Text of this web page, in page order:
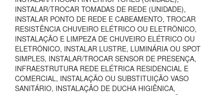
INSTALAR/TROCAR TOMADAS DE REDE (UNIDADE),
INSTALAR PONTO DE REDE E CABEAMENTO, TROCAR
RESISTÊNCIA CHUVEIRO ELÉTRICO OU ELETRÔNICO,
INSTALAÇÃO E LIMPEZA DE CHUVEIRO ELÉTRICO OU
ELETRÔNICO, INSTALAR LUSTRE, LUMINÁRIA OU SPOT
SIMPLES, INSTALAR/TROCAR SENSOR DE PRESENÇA,
INFRAESTRUTURA REDE ELÉTRICA RESIDENCIAL E
COMERCIAL, INSTALAÇÃO OU SUBSTITUIÇÃO VASO
SANITÁRIO, INSTALAÇÃO DE DUCHA HIGIÊNICA,